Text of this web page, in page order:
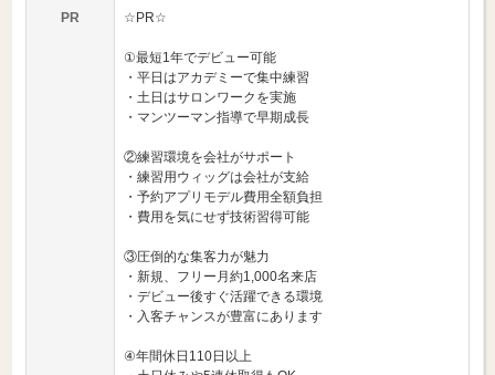
PR ☆PR☆
①最短1年でデビュー可能
・平日はアカデミーで集中練習
・土日はサロンワークを実施
・マンツーマン指導で早期成長
②練習環境を会社がサポート
・練習用ウィッグは会社が支給
・予約アプリモデル費用全額負担
・費用を気にせず技術習得可能
③圧倒的な集客力が魅力
・新規、フリー月約1,000名来店
・デビュー後すぐ活躍できる環境
・入客チャンスが豊富にあります
④年間休日110日以上